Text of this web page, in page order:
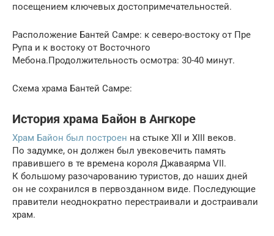
посещением ключевых достопримечательностей.
Расположение Бантей Самре: к северо-востоку от Пре
Рупа и к востоку от Восточного
Мебона.Продолжительность осмотра: 30-40 минут.
Схема храма Бантей Самре:
История храма Байон в Ангкоре
Храм Байон был построен на стыке XII и XIII веков.
По задумке, он должен был увековечить память
правившего в те времена короля Джаваярма VII.
К большому разочарованию туристов, до наших дней
он не сохранился в первозданном виде. Последующие
правители неоднократно перестраивали и достраивали
храм.